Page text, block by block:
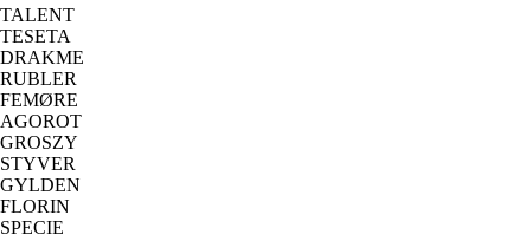
TALENT
TESETA
DRAKME
RUBLER
FEMØRE
AGOROT
GROSZY
STYVER
GYLDEN
FLORIN
SPECIE